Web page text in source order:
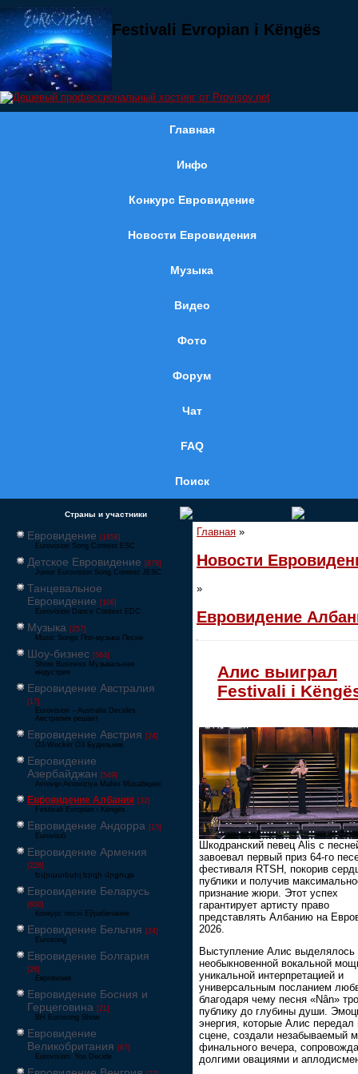
Festivali Evropian i Këngës
Главная
Инфо
Конкурс Евровидение
Новости Евровидения
Музыка
Видео
Фото
Форум
Чат
FAQ
Поиск
Страны и участники
Евровидение [1858]
Eurovision Song Contest ESC
Детское Евровидение [878]
Junior Eurovision Song Contest JESC
Танцевальное
Евровидение [106]
Eurovision Dance Contest EDC
Музыка [257]
Music Songs Поп-музыка Песни
Шоу-бизнес [564]
Show Business Музыкальная
индустрия
Евровидение Австралия
[17]
Eurovision – Australia Decides
Австралия решает
Евровидение Австрия [24]
Ö3-Wecker Ö3 Будильник
Евровидение
Азербайджан [549]
Avrovijn Avroviziya Mahnı Müsabiqəsi
Евровидение Албания [32]
Festivali Evropian i Këngës
Евровидение Андорра [15]
Eurovisió
Евровидение Армения
[228]
Եվրատեսիլ երգի մրցույթ
Евровидение Беларусь
[600]
Конкурс песні Еўрабачанне
Евровидение Бельгия [24]
Eurosong
Евровидение Болгария
[26]
Евровизия
Евровидение Босния и
Герцеговина [21]
BH Eurosong Show
Евровидение
Великобритания [67]
Eurovision: You Decide
Главная »
Новости
»
Евровидение
Алис выиграл
Festivali i
Шкодранский певец Alis с
завоевал первый приз 64-го
фестиваля RTSH, покорив
публики и получив
признание жюри. Этот успех
гарантирует артисту право
представлять Албанию на
2026.
Выступление Алис выделялось
необыкновенной вокальной
уникальной интерпретацией и
универсальным посланием
благодаря чему песня «Nân»
публику до глубины души.
энергия, которые Алис передал
сцене, создали незабываемый
финального вечера,
долгими овациями и